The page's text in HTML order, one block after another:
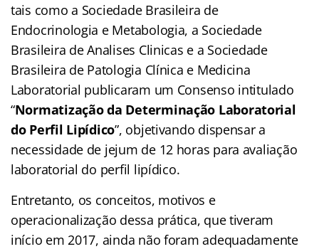
tais como a Sociedade Brasileira de
Endocrinologia e Metabologia, a Sociedade
Brasileira de Analises Clinicas e a Sociedade
Brasileira de Patologia Clínica e Medicina
Laboratorial publicaram um Consenso intitulado
“Normatização da Determinação Laboratorial
do Perfil Lipídico”, objetivando dispensar a
necessidade de jejum de 12 horas para avaliação
laboratorial do perfil lipídico.
Entretanto, os conceitos, motivos e
operacionalização dessa prática, que tiveram
início em 2017, ainda não foram adequadamente